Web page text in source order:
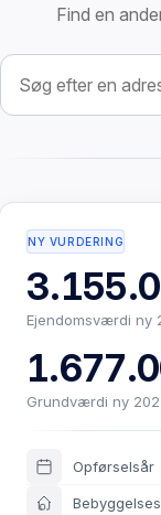
Find en
Søg efter ejendom
NY VURDERING
Ejendomsværdi ny
Grundværdi ny
Opførselsår